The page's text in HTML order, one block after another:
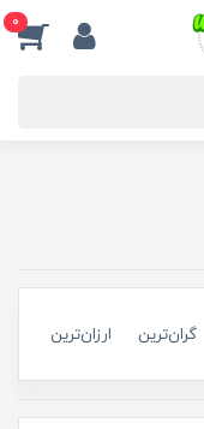
0
گران‌ترین ارزان‌ترین